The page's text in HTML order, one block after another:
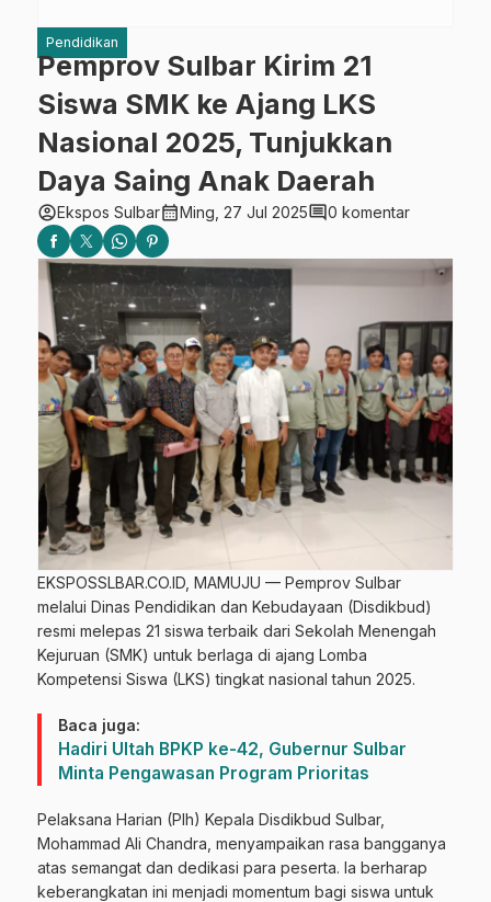
Pendidikan
Pemprov Sulbar Kirim 21
Siswa SMK ke Ajang LKS
Nasional 2025, Tunjukkan
Daya Saing Anak Daerah
account_circleEkspos Sulbarcalendar_monthMing, 27 Jul 2025comment0 komentar
EKSPOSSLBAR.CO.ID, MAMUJU — Pemprov Sulbar
melalui Dinas Pendidikan dan Kebudayaan (Disdikbud)
resmi melepas 21 siswa terbaik dari Sekolah Menengah
Kejuruan (SMK) untuk berlaga di ajang Lomba
Kompetensi Siswa (LKS) tingkat nasional tahun 2025.
Baca juga:
Hadiri Ultah BPKP ke-42, Gubernur Sulbar
Minta Pengawasan Program Prioritas
Pelaksana Harian (Plh) Kepala Disdikbud Sulbar,
Mohammad Ali Chandra, menyampaikan rasa bangganya
atas semangat dan dedikasi para peserta. Ia berharap
keberangkatan ini menjadi momentum bagi siswa untuk